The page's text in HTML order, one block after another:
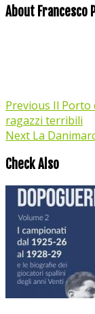
About Francesco
Previous Il Porto
ragazzi terribili
Next La
Check Also